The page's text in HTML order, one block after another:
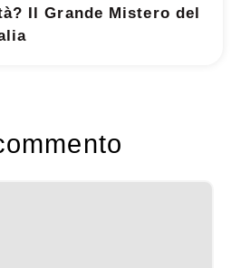
Il Grande Mistero del